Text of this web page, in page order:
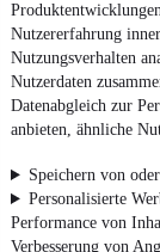
Nutzererfahrung
Nutzungsverhalten
Nutzerdaten
Datenabgleich zur
anbieten, ähnliche
Speichern von
Personalisierte
Performance von
Verbesserung von